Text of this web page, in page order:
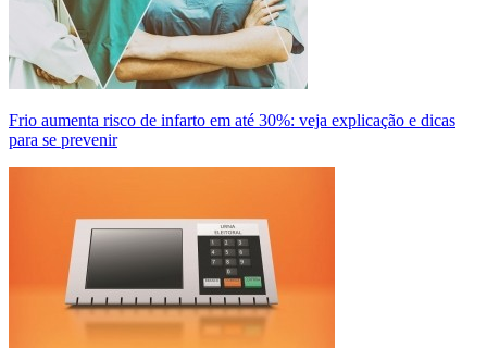
Frio aumenta risco de infarto em até 30%: veja explicação e dicas
para se prevenir